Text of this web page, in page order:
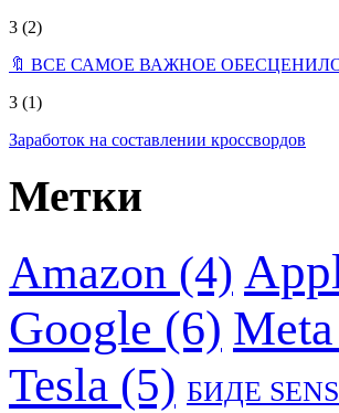
3 (2)
🔖 ВСЕ САМОЕ ВАЖНОЕ
3 (1)
Заработок на составлении кроссвордов
Метки
Amazon (4)
Google (6) Meta
Tesla (5) БИДЕ